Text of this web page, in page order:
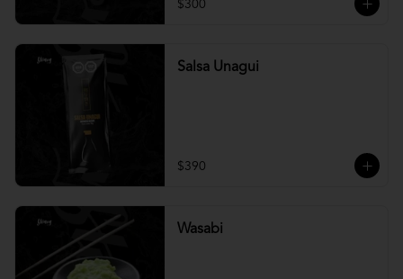
$300
Salsa Unagui
$390
Wasabi